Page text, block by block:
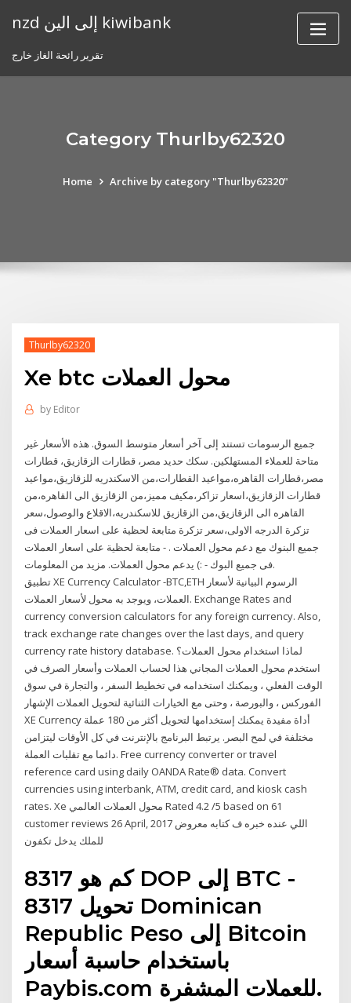
nzd إلى الين kiwibank
تقرير رائحة الغاز خارج
Category Thurlby62320
Home Archive by category "Thurlby62320"
Thurlby62320
Xe btc محول العملات
by Editor
جميع الرسومات تستند إلى آخر أسعار متوسط السوق. هذه الأسعار غير
متاحة للعملاء المستهلكين. سكك حديد مصر، قطارات الزقازيق، قطارات
مصر،قطارات القاهره،مواعيد القطارات،من الاسكندريه للزقازيق،مواعيد
قطارات الزقازيق،اسعار تزاكر،مكيف مميز،من الزقازيق الى القاهره،من
القاهره الى الزقازيق،من الزقازيق للاسكندريه،الاقلاع والوصول،سعر
تزكرة الدرجه الاولى،سعر تزكرة متابعة لحظية على اسعار العملات فى
جميع البنوك مع دعم محول العملات . - متابعة لحظية على اسعار العملات
فى جميع البوك - :) يدعم محول العملات. مزيد من المعلومات.
تطبيق XE Currency Calculator -BTC,ETH الرسوم البيانية لأسعار
العملات، ويوجد به محول لأسعار العملات. Exchange Rates and
currency conversion calculators for any foreign currency. Also,
track exchange rate changes over the last days, and query
currency rate history database. لماذا استخدام محول العملات؟
استخدم محول العملات المجاني هذا لحساب العملات وأسعار الصرف في
الوقت الفعلي ، ويمكنك استخدامه في تخطيط السفر ، والتجارة في سوق
الفوركس ، والبورصة ، وحتى مع الخيارات الثنائية لتحويل العملات الإشهار
XE Currency أداة مفيدة يمكنك إستخدامها لتحويل أكثر من 180 عملة
مختلفة في لمح البصر. يرتبط البرنامج بالإنترنت في كل الأوقات ليتزامن
دائما مع تقلبات العملة. Free currency converter or travel
reference card using daily OANDA Rate® data. Convert
currencies using interbank, ATM, credit card, and kiosk cash
rates. Xe محول العملات العالمي Rated 4.2 /5 based on 61
customer reviews 26 April, 2017 اللي عنده خبره ف كتابه معروض
للملك يدخل تكفون
كم هو 8317 DOP إلى BTC -
تحويل 8317 Dominican
Republic Peso إلى Bitcoin
باستخدام حاسبة أسعار
Paybis.com للعملات المشفرة.